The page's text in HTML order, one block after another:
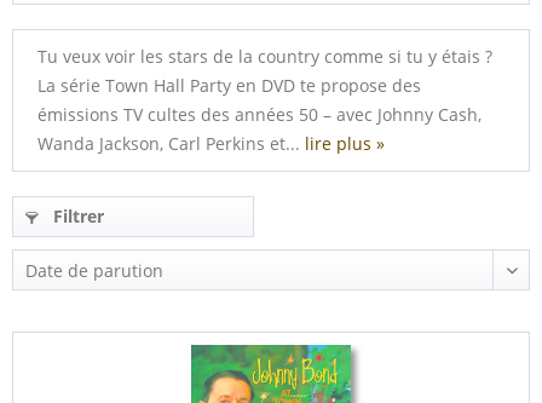
Tu veux voir les stars de la country comme si tu y étais ?
La série Town Hall Party en DVD te propose des
émissions TV cultes des années 50 – avec Johnny Cash,
Wanda Jackson, Carl Perkins et... lire plus »
Filtrer